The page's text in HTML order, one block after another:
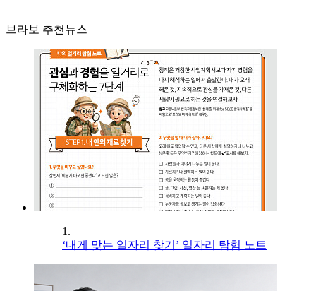
브라보 추천뉴스
1.
‘내게 맞는 일자리 찾기’ 일자리 탐험 노트